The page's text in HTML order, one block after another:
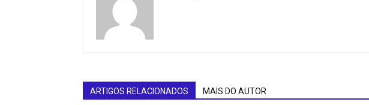
ARTIGOS RELACIONADOS MAIS DO AUTOR